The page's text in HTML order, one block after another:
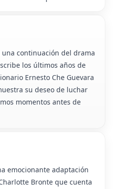
una continuación del drama
los últimos años de
Ernesto Che Guevara
su deseo de luchar
momentos antes de
emocionante adaptación
Bronte que cuenta